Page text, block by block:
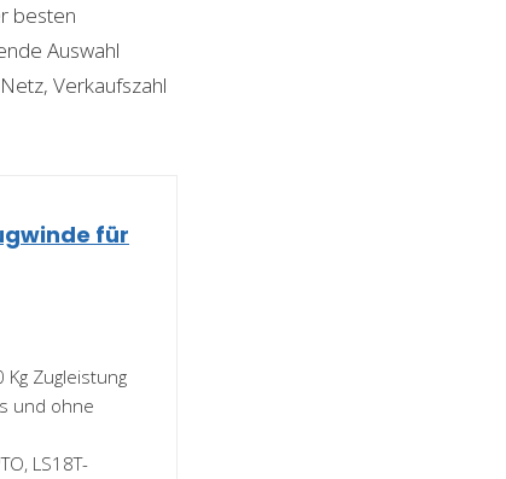
besten
Auswahl
Verkaufszahl
für
Zugleistung
und ohne
LS18T-